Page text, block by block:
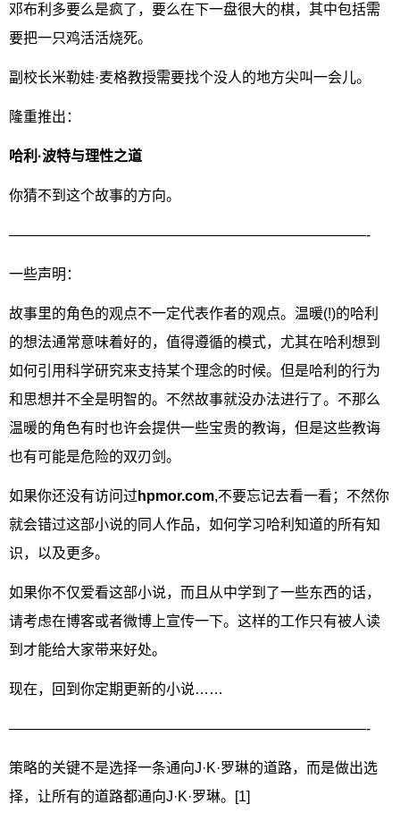
邓布利多要么是疯了，要么在下一盘很大的棋，其中包括需
要把一只鸡活活烧死。
副校长米勒娃·麦格教授需要找个没人的地方尖叫一会儿。
隆重推出：
哈利·波特与理性之道
你猜不到这个故事的方向。
—————————————————————————-
一些声明：
故事里的角色的观点不一定代表作者的观点。温暖(!)的哈利
的想法通常意味着好的，值得遵循的模式，尤其在哈利想到
如何引用科学研究来支持某个理念的时候。但是哈利的行为
和思想并不全是明智的。不然故事就没办法进行了。不那么
温暖的角色有时也许会提供一些宝贵的教诲，但是这些教诲
也有可能是危险的双刃剑。
如果你还没有访问过 hpmor.com,不要忘记去看一看；不然你
就会错过这部小说的同人作品，如何学习哈利知道的所有知
识，以及更多。
如果你不仅爱看这部小说，而且从中学到了一些东西的话，
请考虑在博客或者微博上宣传一下。这样的工作只有被人读
到才能给大家带来好处。
现在，回到你定期更新的小说……
—————————————————————————-
策略的关键不是选择一条通向J·K·罗琳的道路，而是做出选
择，让所有的道路都通向J·K·罗琳。[1]